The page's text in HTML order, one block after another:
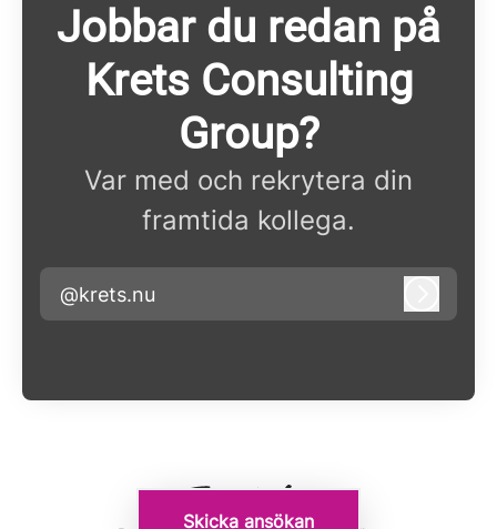
Skicka ansökan
Jobbar du redan på
Krets Consulting
Group?
Var med och rekrytera din
framtida kollega.
@krets.nu